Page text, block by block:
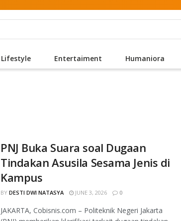
Lifestyle Entertaiment Humaniora
PNJ Buka Suara soal Dugaan
Tindakan Asusila Sesama Jenis di
Kampus
BY DESTI DWI NATASYA JUNE 3, 2026 0
JAKARTA, Cobisnis.com – Politeknik Negeri Jakarta